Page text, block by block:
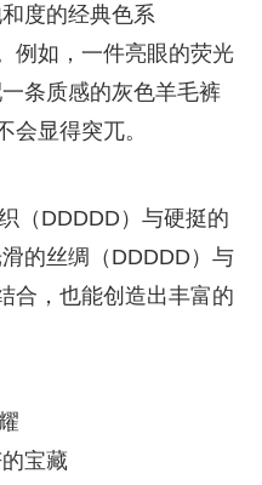
度的经典色系
例如，一件亮眼的荧光
条质感的灰色羊毛裤
会显得突兀。
（DDDDD）与硬挺的
的丝绸（DDDDD）与
合，也能创造出丰富的
宝藏